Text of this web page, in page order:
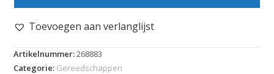
Toevoegen aan verlanglijst
Artikelnummer:268883
Categorie: Gereedschappen